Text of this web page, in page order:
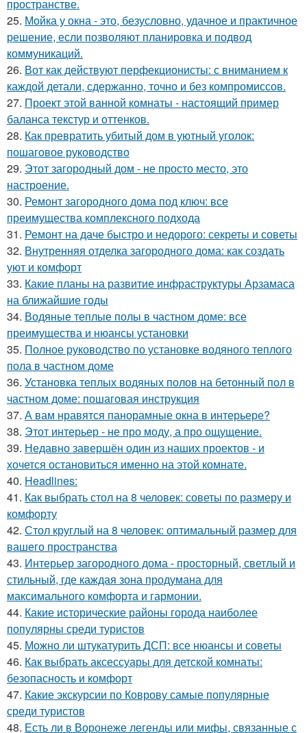
пространстве.
25. Мойка у окна - это, безусловно, удачное и практичное
решение, если позволяют планировка и подвод
коммуникаций.
26. Вот как действуют перфекционисты: с вниманием к
каждой детали, сдержанно, точно и без компромиссов.
27. Проект этой ванной комнаты - настоящий пример
баланса текстур и оттенков.
28. Как превратить убитый дом в уютный уголок:
пошаговое руководство
29. Этот загородный дом - не просто место, это
настроение.
30. Ремонт загородного дома под ключ: все
преимущества комплексного подхода
31. Ремонт на даче быстро и недорого: секреты и советы
32. Внутренняя отделка загородного дома: как создать
уют и комфорт
33. Какие планы на развитие инфраструктуры Арзамаса
на ближайшие годы
34. Водяные теплые полы в частном доме: все
преимущества и нюансы установки
35. Полное руководство по установке водяного теплого
пола в частном доме
36. Установка теплых водяных полов на бетонный пол в
частном доме: пошаговая инструкция
37. А вам нравятся панорамные окна в интерьере?
38. Этот интерьер - не про моду, а про ощущение.
39. Недавно завершён один из наших проектов - и
хочется остановиться именно на этой комнате.
40. Headlines:
41. Как выбрать стол на 8 человек: советы по размеру и
комфорту
42. Стол круглый на 8 человек: оптимальный размер для
вашего пространства
43. Интерьер загородного дома - просторный, светлый и
стильный, где каждая зона продумана для
максимального комфорта и гармонии.
44. Какие исторические районы города наиболее
популярны среди туристов
45. Можно ли штукатурить ДСП: все нюансы и советы
46. Как выбрать аксессуары для детской комнаты:
безопасность и комфорт
47. Какие экскурсии по Коврову самые популярные
среди туристов
48. Есть ли в Воронеже легенды или мифы, связанные с